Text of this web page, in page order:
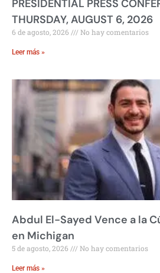
PRESIDENTIAL PRESS
THURSDAY, AUGUST 6, 2026
6 de agosto, 2026 No hay comentarios
Leer más »
Abdul El-Sayed Vence a la
en Michigan
5 de agosto, 2026 No hay comentarios
Leer más »